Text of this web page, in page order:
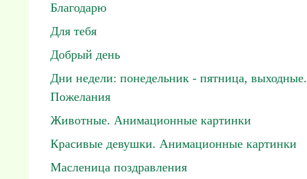
Благодарю
Для тебя
Добрый день
Дни недели: понедельник - пятница, выходные.
Пожелания
Животные. Анимационные картинки
Красивые девушки. Анимационные картинки
Масленица поздравления